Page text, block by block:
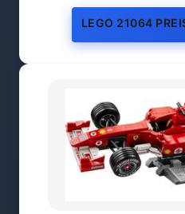
LEGO 21064